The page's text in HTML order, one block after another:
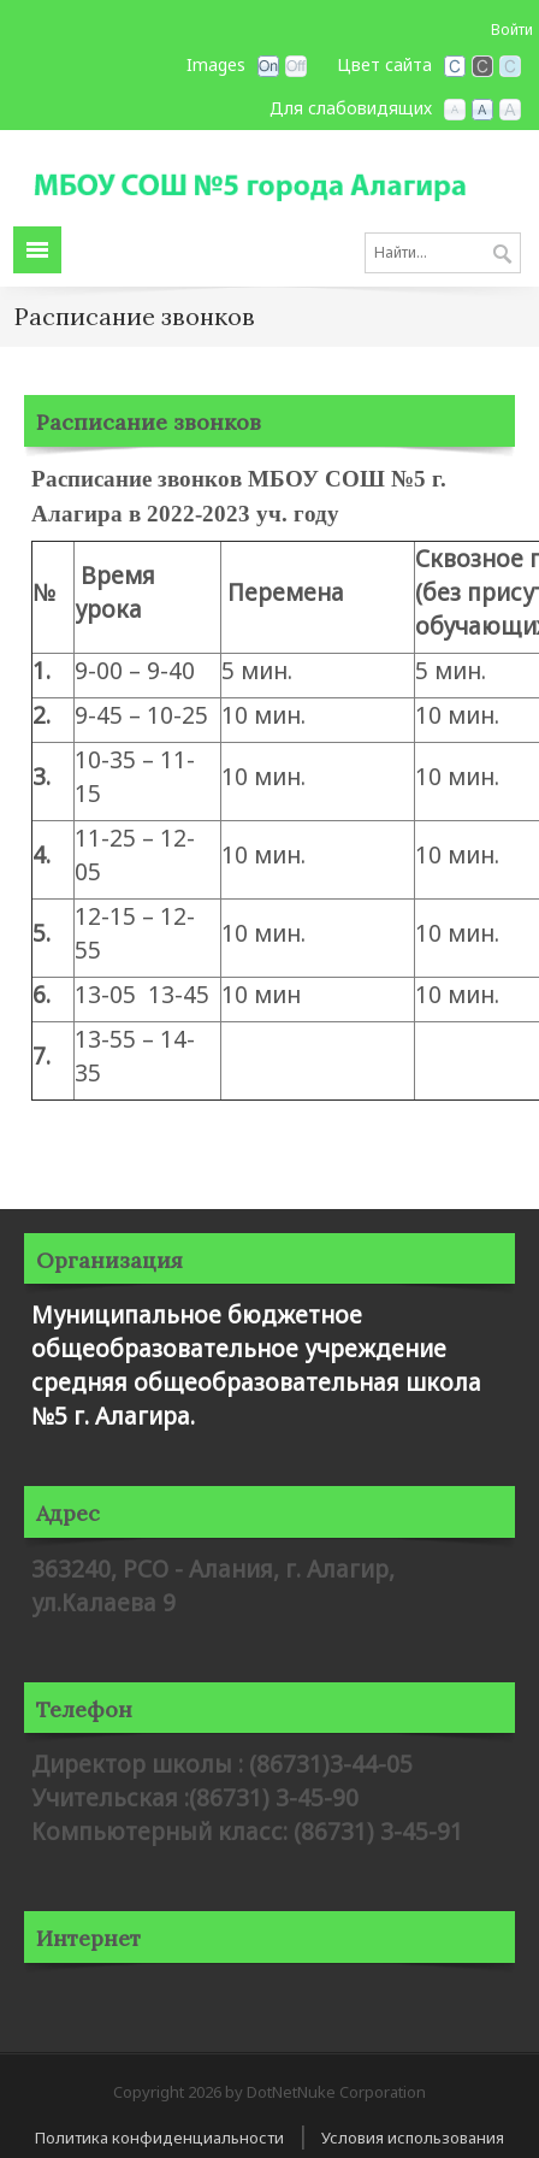
Войти
Цвет сайта
Images
Для слабовидящих
Расписание звонков
Расписание звонков
Расписание звонков МБОУ СОШ №5 г.
Алагира в 2022-2023 уч. году
№
Время
урока
Перемена
Сквозное
(без
1.
9-00 – 9-40 5 мин.
5 мин.
2.
9-45 – 10-25 10 мин.
10 мин.
3.
10-35 – 11-
15
10 мин. 10 мин.
4.
11-25 – 12-
05
10 мин. 10 мин.
5.
12-15 – 12-
55
10 мин.
10 мин.
6.
13-05 13-45 10 мин
10 мин.
7.
13-55 – 14-
35
Организация
Муниципальное бюджетное
общеобразовательное учреждение
средняя общеобразовательная школа
№5 г. Алагира.
Адрес
363240, РСО - Алания, г. Алагир,
ул.Калаева 9
Телефон
Директор школы : (86731)3-44-05
Учительская :(86731) 3-45-90
Компьютерный класс: (86731) 3-45-91
Интернет
Copyright 2026 by DotNetNuke Corporation
Политика конфиденциальности | Условия использования